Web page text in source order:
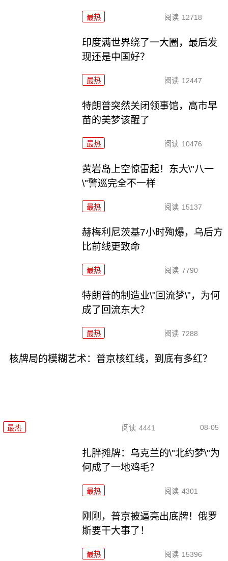
最热 阅读 12718
印度满世界绕了一大圈，最后发
现还是中国好？
最热 阅读 12447
特朗普突然关闭领事馆，高市早
苗的美梦该醒了
最热 阅读 10476
黄岩岛上空惊雷起！东大\"八一
\"警巡完全不一样
最热 阅读 15137
赫梅利尼茨基7小时殉爆，乌后方
比前线更致命
最热 阅读 7790
特朗普的制造业\"回流梦\"，为何
成了回流东大？
最热 阅读 7288
核牌局的模糊艺术：普京核红线，到底有多红？
最热 阅读 4441 08-05
扎胖摊牌：乌克兰的\"北约梦\"为
何成了一地鸡毛？
最热 阅读 4301
刚刚，普京被逼亮出底牌！俄罗
斯要干大事了！
最热 阅读 15396